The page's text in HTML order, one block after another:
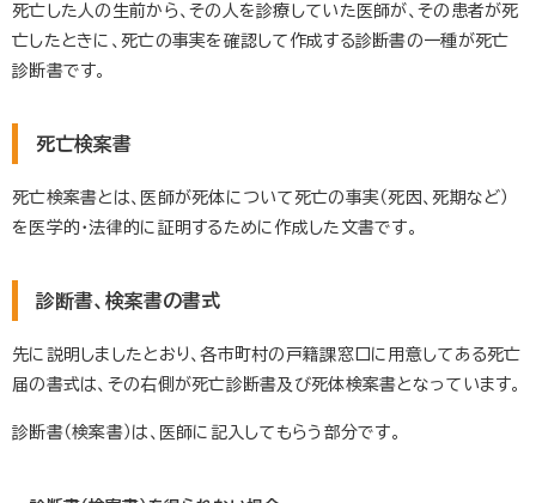
死亡した人の生前から、その人を診療していた医師が、その患者が死
亡したときに、死亡の事実を確認して作成する診断書の一種が死亡
診断書です。
死亡検案書
死亡検案書とは、医師が死体について死亡の事実（死因、死期など）
を医学的・法律的に証明するために作成した文書です。
診断書、検案書の書式
先に説明しましたとおり、各市町村の戸籍課窓口に用意してある死亡
届の書式は、その右側が死亡診断書及び死体検案書となっています。
診断書（検案書）は、医師に記入してもらう部分です。